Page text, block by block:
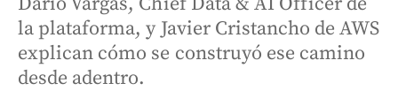
la plataforma, y Javier Cristancho de AWS
explican cómo se construyó ese camino
desde adentro.